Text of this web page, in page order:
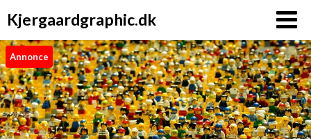
Kjergaardgraphic.dk
Annonce